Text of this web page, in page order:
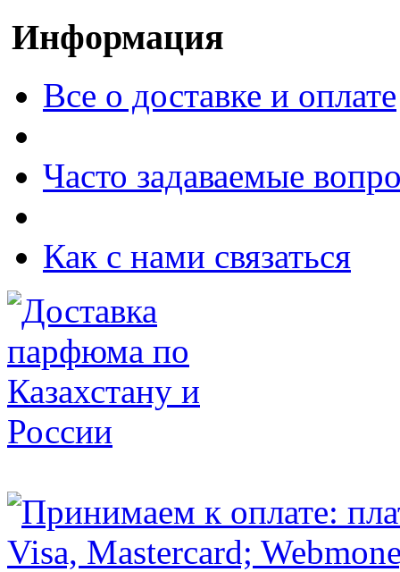
Информация
Все о доставке и оплате
Часто задаваемые
Как с нами связаться